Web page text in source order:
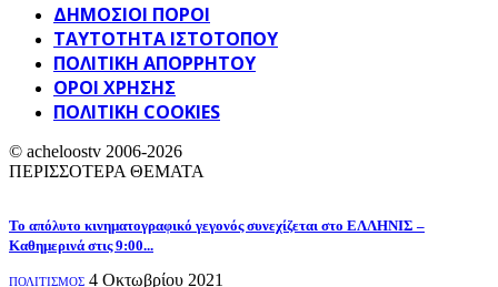
ΔΗΜΟΣΙΟΙ ΠΟΡΟΙ
ΤΑΥΤΌΤΗΤΑ ΙΣΤΌΤΟΠΟΥ
ΠΟΛΙΤΙΚΉ ΑΠΟΡΡΉΤΟΥ
ΌΡΟΙ ΧΡΉΣΗΣ
ΠΟΛΙΤΙΚΗ COOKIES
© acheloostv 2006-2026
ΠΕΡΙΣΣΟΤΕΡΑ ΘΕΜΑΤΑ
Το απόλυτο κινηματογραφικό γεγονός συνεχίζεται στο ΕΛΛΗΝΙΣ –
Καθημερινά στις 9:00...
ΠΟΛΙΤΙΣΜΟΣ 4 Οκτωβρίου 2021